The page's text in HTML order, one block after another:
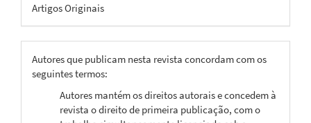
Artigos Originais
Autores que publicam nesta revista concordam com os
seguintes termos:
Autores mantém os direitos autorais e concedem à
revista o direito de primeira publicação, com o